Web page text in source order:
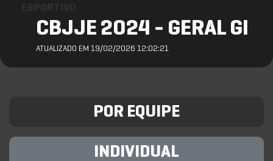
CBJJE 2024 - GERAL GI
ATUALIZADO EM 19/02/2026 12:02:21
POR EQUIPE
INDIVIDUAL